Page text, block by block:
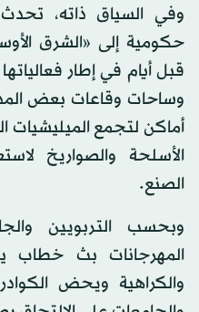
وفي السياق ذاته،
حكومية إلى «الشرق
قبل أيام في إطار
وساحات وقاعات بعض
أماكن لتجمع
الأسلحة والصواريخ
الصنع.
وبحسب التربويين
المهرجانات بث خطاب
والكراهية ويحض